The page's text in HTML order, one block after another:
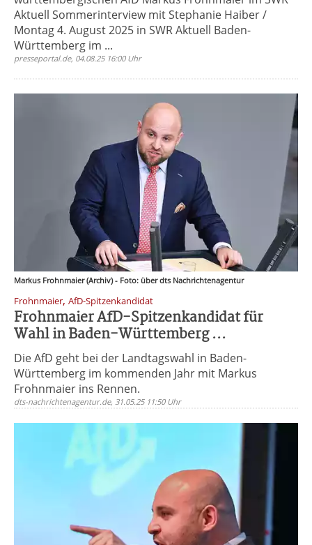
Aktuell Sommerinterview mit Stephanie Haiber /
Montag 4. August 2025 in SWR Aktuell Baden-
Württemberg im ...
presseportal.de, 04.08.25 16:00 Uhr
Markus Frohnmaier (Archiv) - Foto: über dts Nachrichtenagentur
Frohnmaier, AfD-Spitzenkandidat
Frohnmaier AfD-Spitzenkandidat für
Wahl in Baden-Württemberg ...
Die AfD geht bei der Landtagswahl in Baden-
Württemberg im kommenden Jahr mit Markus
Frohnmaier ins Rennen.
dts-nachrichtenagentur.de, 31.05.25 11:50 Uhr